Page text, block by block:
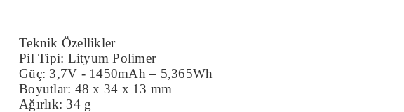
Teknik Özellikler
Pil Tipi: Lityum Polimer
Güç: 3,7V - 1450mAh – 5,365Wh
Boyutlar: 48 x 34 x 13 mm
Ağırlık: 34 g